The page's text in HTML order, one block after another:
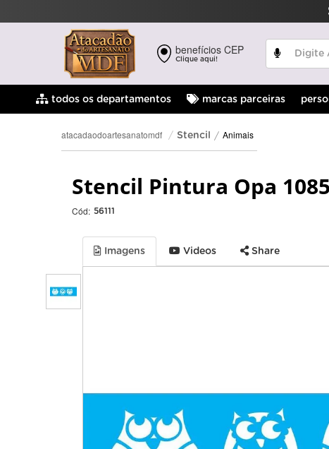
benefícios CEP
Clique aqui!
todos os departamentos marcas parceiras
atacadaodoartesanatomdf Stencil Animais
Stencil Pintura Opa
Cód: 56111
Imagens Videos
Share